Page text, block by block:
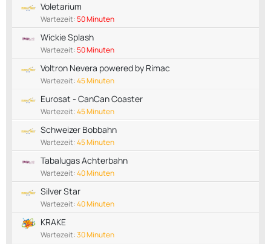
Voletarium
Wartezeit:50 Minuten
Wickie Splash
Wartezeit:50 Minuten
Voltron Nevera powered by Rimac
Wartezeit:45 Minuten
Eurosat - CanCan Coaster
Wartezeit:45 Minuten
Schweizer Bobbahn
Wartezeit:45 Minuten
Tabalugas Achterbahn
Wartezeit:40 Minuten
Silver Star
Wartezeit:40 Minuten
KRAKE
Wartezeit:30 Minuten